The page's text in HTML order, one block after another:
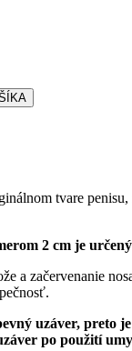
tvare
2 cm je
a začervenanie
uzáver, preto
po použití